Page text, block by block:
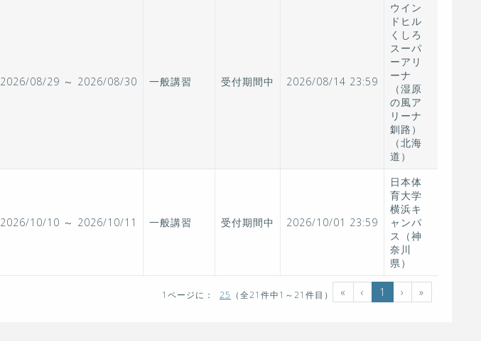
2026/08/29 ～ 2026/08/30 一般講習 受付期間中 2026/08/14 23:59
ウイン
ドヒル
くしろ
スーパ
ーアリ
ーナ
（湿原
の風ア
リーナ
釧路）
（北海
道）
2026/10/10 ～ 2026/10/11 一般講習 受付期間中 2026/10/01 23:59
日本体
育大学
横浜キ
ャンパ
ス（神
奈川
県）
1ページに： 25 （全21件中1～21件目） « ‹ 1 › »